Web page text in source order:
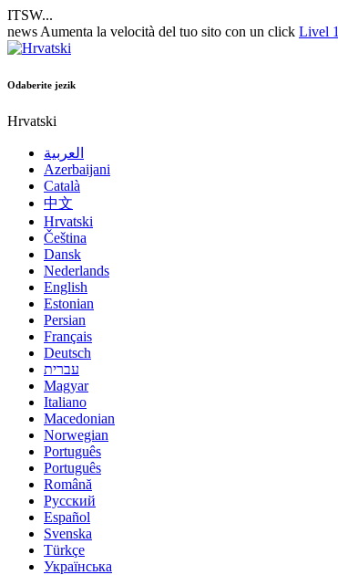
ITSW...
news Aumenta la velocità del tuo sito con un click Livel 1
Odaberite jezik
Hrvatski
العربية
Azerbaijani
Català
中文
Hrvatski
Čeština
Dansk
Nederlands
English
Estonian
Persian
Français
Deutsch
עברית
Magyar
Italiano
Macedonian
Norwegian
Português
Português
Română
Русский
Español
Svenska
Türkçe
Українська